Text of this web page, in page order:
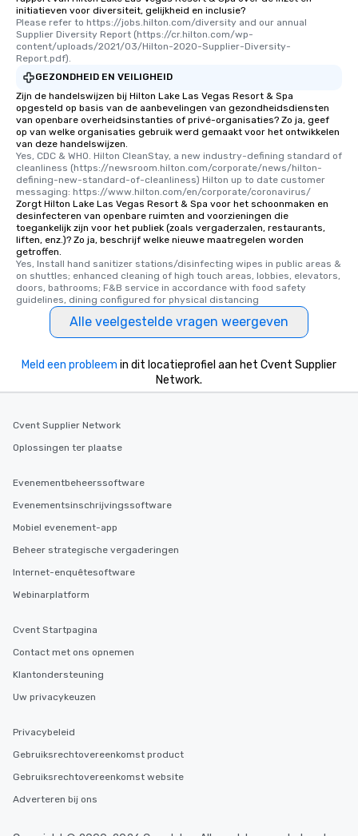
initiatieven voor diversiteit, gelijkheid en inclusie?
Please refer to https://jobs.hilton.com/diversity and our annual
Supplier Diversity Report (https://cr.hilton.com/wp-
content/uploads/2021/03/Hilton-2020-Supplier-Diversity-
Report.pdf).
GEZONDHEID EN VEILIGHEID
Zijn de handelswijzen bij Hilton Lake Las Vegas Resort & Spa
opgesteld op basis van de aanbevelingen van gezondheidsdiensten
van openbare overheidsinstanties of privé-organisaties? Zo ja, geef
op van welke organisaties gebruik werd gemaakt voor het ontwikkelen
van deze handelswijzen.
Yes, CDC & WHO. Hilton CleanStay, a new industry-defining standard of
cleanliness (https://newsroom.hilton.com/corporate/news/hilton-
defining-new-standard-of-cleanliness) Hilton up to date customer
messaging: https://www.hilton.com/en/corporate/coronavirus/
Zorgt Hilton Lake Las Vegas Resort & Spa voor het schoonmaken en
desinfecteren van openbare ruimten and voorzieningen die
toegankelijk zijn voor het publiek (zoals vergaderzalen, restaurants,
liften, enz.)? Zo ja, beschrijf welke nieuwe maatregelen worden
getroffen.
Yes, Install hand sanitizer stations/disinfecting wipes in public areas &
on shuttles; enhanced cleaning of high touch areas, lobbies, elevators,
doors, bathrooms; F&B service in accordance with food safety
guidelines, dining configured for physical distancing
Alle veelgestelde vragen weergeven
Meld een probleem in dit locatieprofiel aan het Cvent Supplier
Network.
Cvent Supplier Network
Oplossingen ter plaatse
Evenementbeheerssoftware
Evenementsinschrijvingssoftware
Mobiel evenement-app
Beheer strategische vergaderingen
Internet-enquêtesoftware
Webinarplatform
Cvent Startpagina
Contact met ons opnemen
Klantondersteuning
Uw privacykeuzen
Privacybeleid
Gebruiksrechtovereenkomst product
Gebruiksrechtovereenkomst website
Adverteren bij ons